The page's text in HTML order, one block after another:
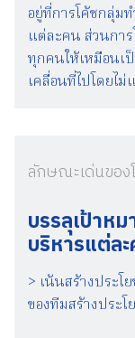
อยู่ที่การโค้ชกลุ่ม
แต่ละคน ส่วนกา
ทุกคนให้เหมือนเ
เคลื่อนที่ไปโดยไ
ลักษณะเด่นของ
บรรลุเป้าห
บริหารแต่ล
> เน้นสร้างประโ
ของทีมสร้างประ